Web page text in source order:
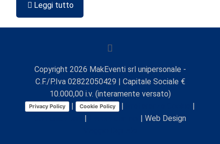
Leggi tutto
Copyright 2026 MakEventi srl unipersonale -
C.F./P.Iva 02822050429 | Capitale Sociale €
10.000,00 i.v. (interamente versato)
Privacy Policy Cookie Policy
| Web Design